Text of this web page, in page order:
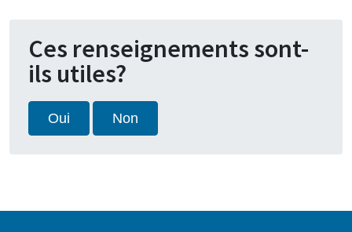
Ces renseignements sont-
ils utiles?
Oui Non